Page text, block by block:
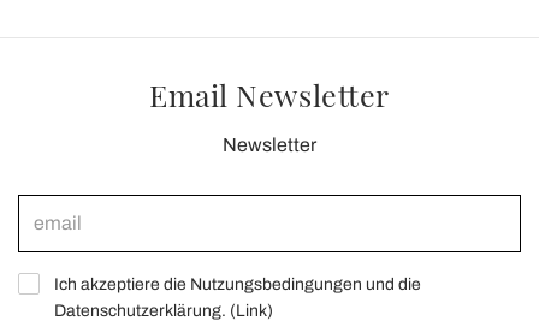
Email Newsletter
Newsletter
Ich akzeptiere die Nutzungsbedingungen und die
Datenschutzerklärung. (Link)